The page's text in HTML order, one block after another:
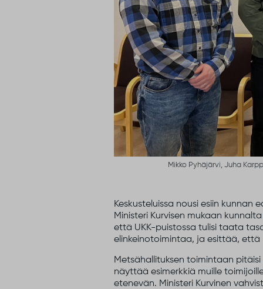
Mikko Pyhäjärvi, Juha
Keskusteluissa nousi esiin
Ministeri Kurvisen mukaan
että UKK-puistossa tulisi taata
elinkeinotoimintaa, ja esittää, että
Metsähallituksen toimintaan
näyttää esimerkkiä muille
etenevän. Ministeri Kurvinen